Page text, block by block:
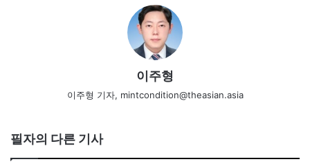
이주형
이주형 기자, mintcondition@theasian.asia
필자의 다른 기사